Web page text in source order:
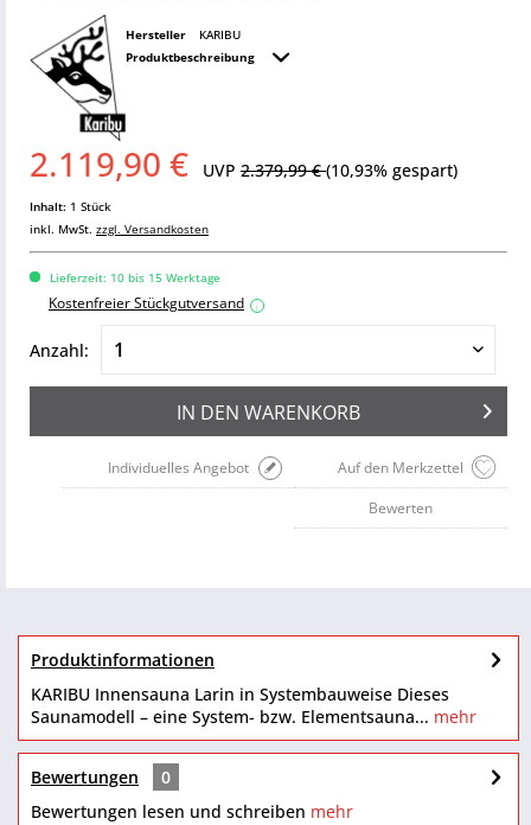
Hersteller
KARIBU
Produktbeschreibung
2.119,90 € UVP 2.379,99 €(10,93% gespart)
Inhalt: 1 Stück
inkl. MwSt. zzgl. Versandkosten
Lieferzeit: 10 bis 15 Werktage
Kostenfreier Stückgutversand i
Anzahl:
IN DEN WARENKORB
Auf den Merkzettel
Individuelles Angebot
Bewerten
Produktinformationen
KARIBU Innensauna Larin in Systembauweise Dieses
Saunamodell – eine System- bzw. Elementsauna... mehr
Bewertungen
0
Bewertungen lesen und schreiben mehr